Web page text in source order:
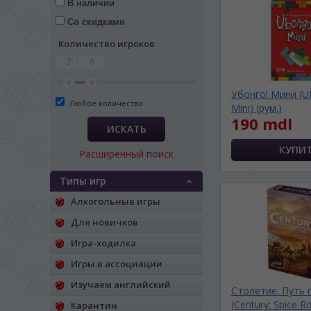
В наличии
Со скидками
Количество игроков
2 6
Любое количество
ИСКАТЬ
Расширенный поиск
Типы игр
Алкогольные игры
Для новичков
Игра-ходилка
Игры в ассоциации
Изучаем английский
Карантин
Убонго! Мини
Mini) (рум.)
190 mdl
Столетие. Путь
(Century: Spice
ЯЗЫК САЙТА /
На каком языке Вы
În ce limbă ați dori să